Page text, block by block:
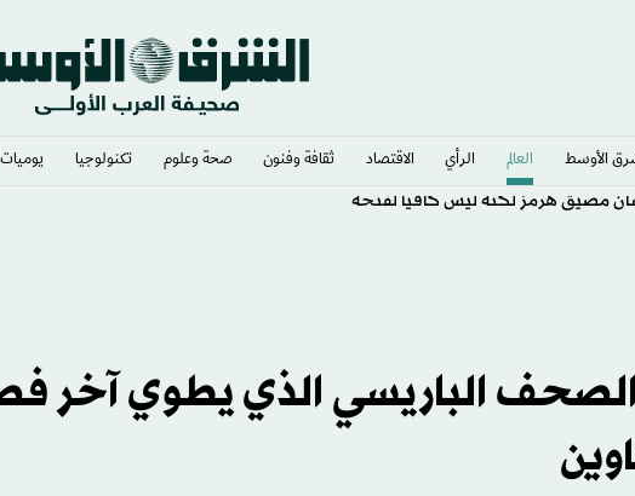
الأوسط​ العالم الرأي الاقتصاد ثقافة وفنون صحة وعلوم تكنولوجيا
مضيق هرمز لكنه ليس كافياً لفتحه
الصحف الباريسي الذي يطوي آخر